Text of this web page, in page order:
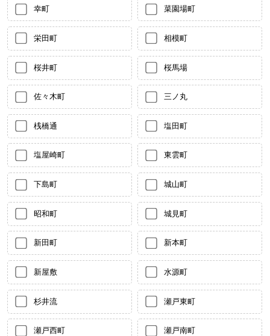
幸町 菜園場町
栄田町 相模町
桜井町 桜馬場
佐々木町 三ノ丸
桟橋通 塩田町
塩屋崎町 東雲町
下島町 城山町
昭和町 城見町
新田町 新本町
新屋敷 水源町
杉井流 瀬戸東町
瀬戸西町 瀬戸南町